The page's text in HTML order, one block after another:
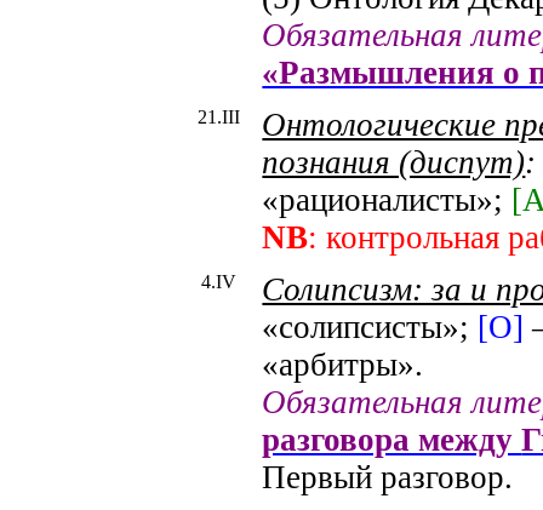
Обязательная
«Размышления о
21.III
Онтологические
познания (диспут)
«рационалисты»;
NB: контрольная
4.IV
Солипсизм: за и
«солипсисты»; [О]
«арбитры».
Обязательная
разговора между
Первый разговор.